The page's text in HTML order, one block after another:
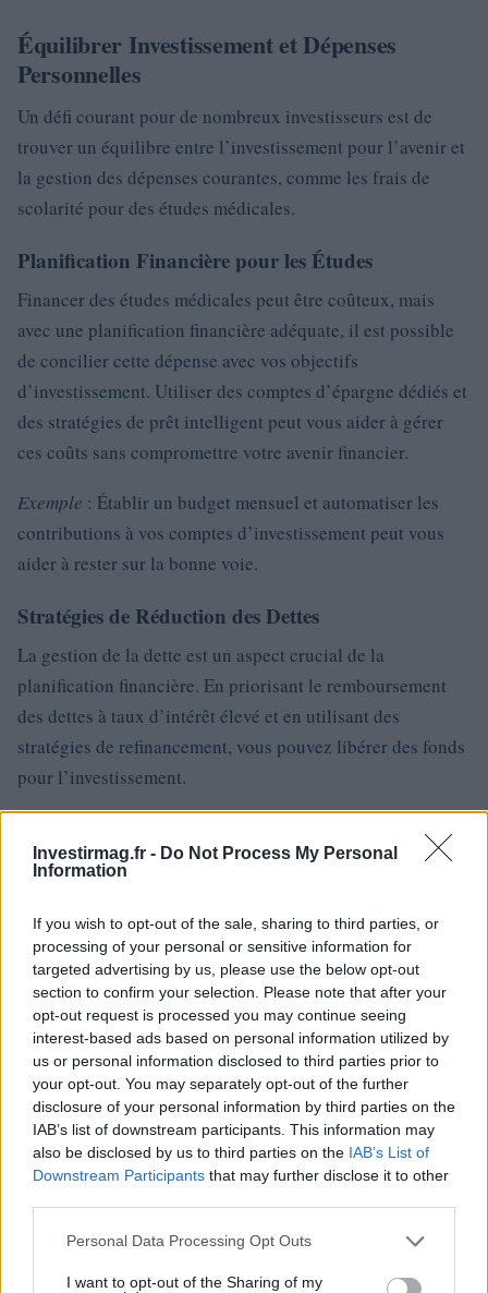
Investirmag.fr - Do Not Process My Personal
Information
If you wish to opt-out of the sale, sharing to third parties, or
processing of your personal or sensitive information for
targeted advertising by us, please use the below opt-out
section to confirm your selection. Please note that after your
opt-out request is processed you may continue seeing
interest-based ads based on personal information utilized by
us or personal information disclosed to third parties prior to
your opt-out. You may separately opt-out of the further
disclosure of your personal information by third parties on the
IAB’s list of downstream participants. This information may
also be disclosed by us to third parties on the IAB’s List of
Downstream Participants that may further disclose it to other
Please note that this website/app uses one or more Google
not limited to your visit or usage behaviour. You may click to
Personal Data Processing Opt Outs
I want to opt-out of the Sharing of my
Équilibrer Investissement et Dépenses
Personnelles
Un défi courant pour de nombreux investisseurs est de
trouver un équilibre entre l’investissement pour l’avenir et
la gestion des dépenses courantes, comme les frais de
scolarité pour des études médicales.
Planification Financière pour les Études
Financer des études médicales peut être coûteux, mais
avec une planification financière adéquate, il est possible
de concilier cette dépense avec vos objectifs
d’investissement. Utiliser des comptes d’épargne dédiés et
des stratégies de prêt intelligent peut vous aider à gérer
ces coûts sans compromettre votre avenir financier.
Exemple : Établir un budget mensuel et automatiser les
contributions à vos comptes d’investissement peut vous
aider à rester sur la bonne voie.
Stratégies de Réduction des Dettes
La gestion de la dette est un aspect crucial de la
planification financière. En priorisant le remboursement
des dettes à taux d’intérêt élevé et en utilisant des
stratégies de refinancement, vous pouvez libérer des fonds
pour l’investissement.
plus bas peut vous faire économiser des milliers d’euros
AUTEUR
Juliette Bernard